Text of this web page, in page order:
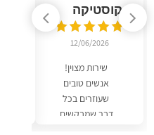
קוסטיקה
12/06/2026
שירות מצוין!
אנשים טובים
שעוזרים בכל
דבר שמבקשים.